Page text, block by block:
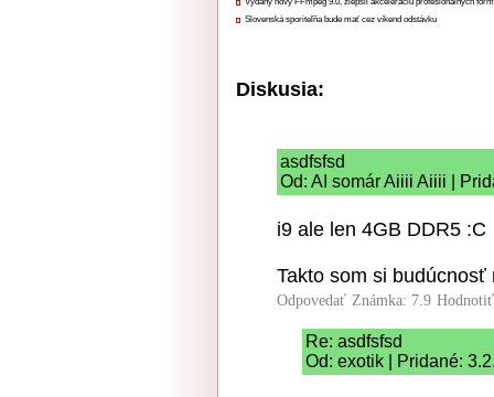
Slovenská sporiteľňa bude mať cez víkend odstávku
Diskusia:
asdfsfsd
Od: AI somár Aiiii Aiiii |
i9 ale len 4GB DDR5 :C
Takto som si budúcnosť
Odpovedať Známka: 7.9
Re: asdfsfsd
Od: exotik | Pridané: